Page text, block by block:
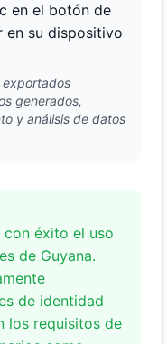
en el botón de
en su dispositivo
exportados
generados,
y análisis de datos
con éxito el uso
de Guyana.
de identidad
los requisitos de